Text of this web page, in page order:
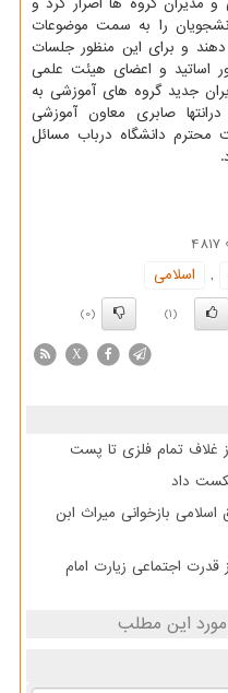
را به سمت موضوعات
و برای این منظور جلسات
اساتید و اعضای هیئت علمی
جدید گروه های آموزشی به
صابری معاون آموزشی
محترم دانشگاه درباب مسائل
4817
,
اسلامی
(1)
(0)
X
غلاف تمام فلزی تا پست
داد
بازخوانی میراث ابن
قدرت اجتماعی زیارت امام
مورد این مطلب